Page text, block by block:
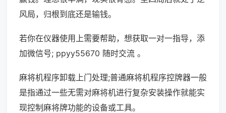
风局，归根到底还是输钱。
若你在仪器使用上需要帮助，想获取一对一指导，添
加微信号; ppyy55670 随时交流 。
麻将机程序卸载上门处理;普通麻将机程序控牌器一般
是指通过一些无需对麻将机进行复杂安装操作就能实
现控制麻将牌功能的设备或工具。